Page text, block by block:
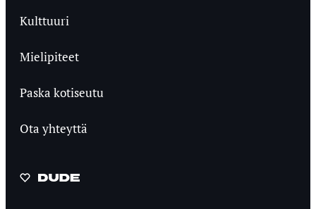
Kulttuuri
Mielipiteet
Paska kotiseutu
Ota yhteyttä